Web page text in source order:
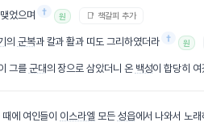
었으며 † 원 📑 책갈피 추가
의 군복과 칼과 활과 띠도 그리하였더라 † 원
그를군대의 장으로 삼았더니 온 백성이 합당히 여
에 여인들이 이스라엘 모든 성읍에서 나와서 노래